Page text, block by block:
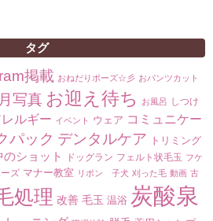
タグ
掲載 おねだりポーズ☆彡 おパンツカット
写真 お迎え待ち お風呂 しつけ
ルギー イベント ウェア コミュニケー
パック デンタルケア
トリミング
のショット ドッグラン フェルト状毛玉 フケ
ズ マナー教室 リボン 子犬 刈った毛 動画 古
処理 改善 毛玉 温浴 炭酸泉